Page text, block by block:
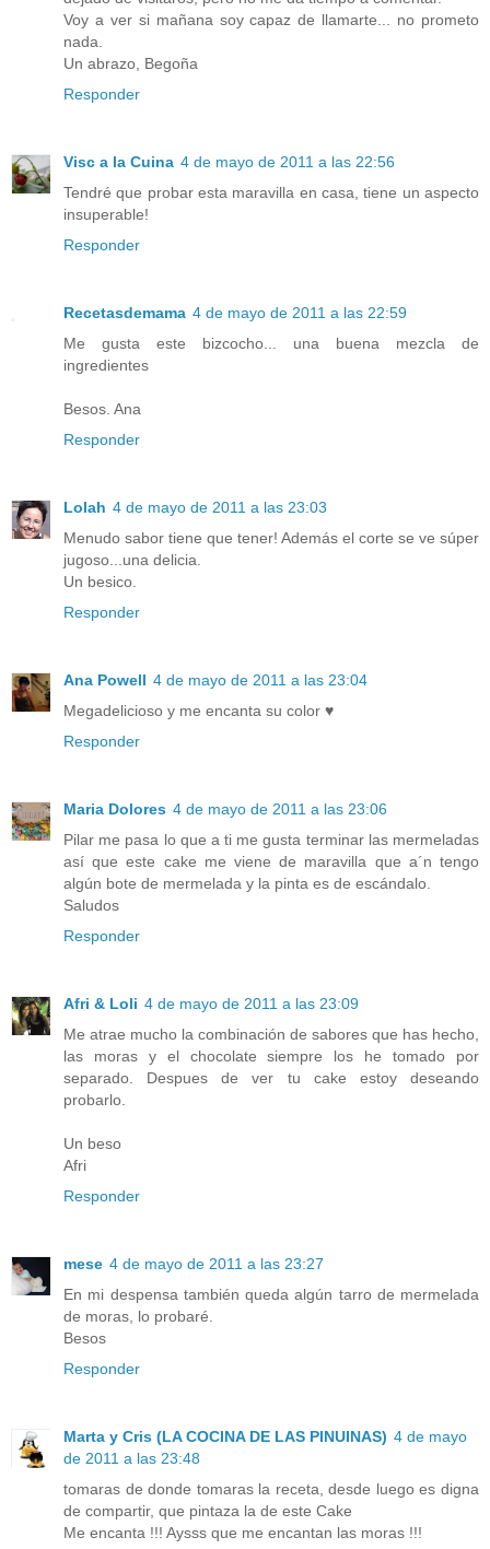
Voy a ver si mañana soy capaz de llamarte... no prometo
nada.
Un abrazo, Begoña
Responder
Visc a la Cuina 4 de mayo de 2011 a las 22:56
Tendré que probar esta maravilla en casa, tiene un aspecto
insuperable!
Responder
Recetasdemama 4 de mayo de 2011 a las 22:59
Me gusta este bizcocho... una buena mezcla de
ingredientes
Besos. Ana
Responder
Lolah 4 de mayo de 2011 a las 23:03
Menudo sabor tiene que tener! Además el corte se ve súper
jugoso...una delicia.
Un besico.
Responder
Ana Powell 4 de mayo de 2011 a las 23:04
Megadelicioso y me encanta su color ♥
Responder
Maria Dolores 4 de mayo de 2011 a las 23:06
Pilar me pasa lo que a ti me gusta terminar las mermeladas
así que este cake me viene de maravilla que a´n tengo
algún bote de mermelada y la pinta es de escándalo.
Saludos
Responder
Afri & Loli 4 de mayo de 2011 a las 23:09
Me atrae mucho la combinación de sabores que has hecho,
las moras y el chocolate siempre los he tomado por
separado. Despues de ver tu cake estoy deseando
probarlo.
Un beso
Afri
Responder
mese 4 de mayo de 2011 a las 23:27
En mi despensa también queda algún tarro de mermelada
de moras, lo probaré.
Besos
Responder
Marta y Cris (LA COCINA DE LAS PINUINAS) 4 de mayo
de 2011 a las 23:48
tomaras de donde tomaras la receta, desde luego es digna
de compartir, que pintaza la de este Cake
Me encanta !!! Aysss que me encantan las moras !!!